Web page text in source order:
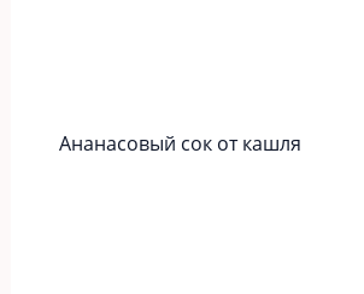
Ананасовый сок от кашля